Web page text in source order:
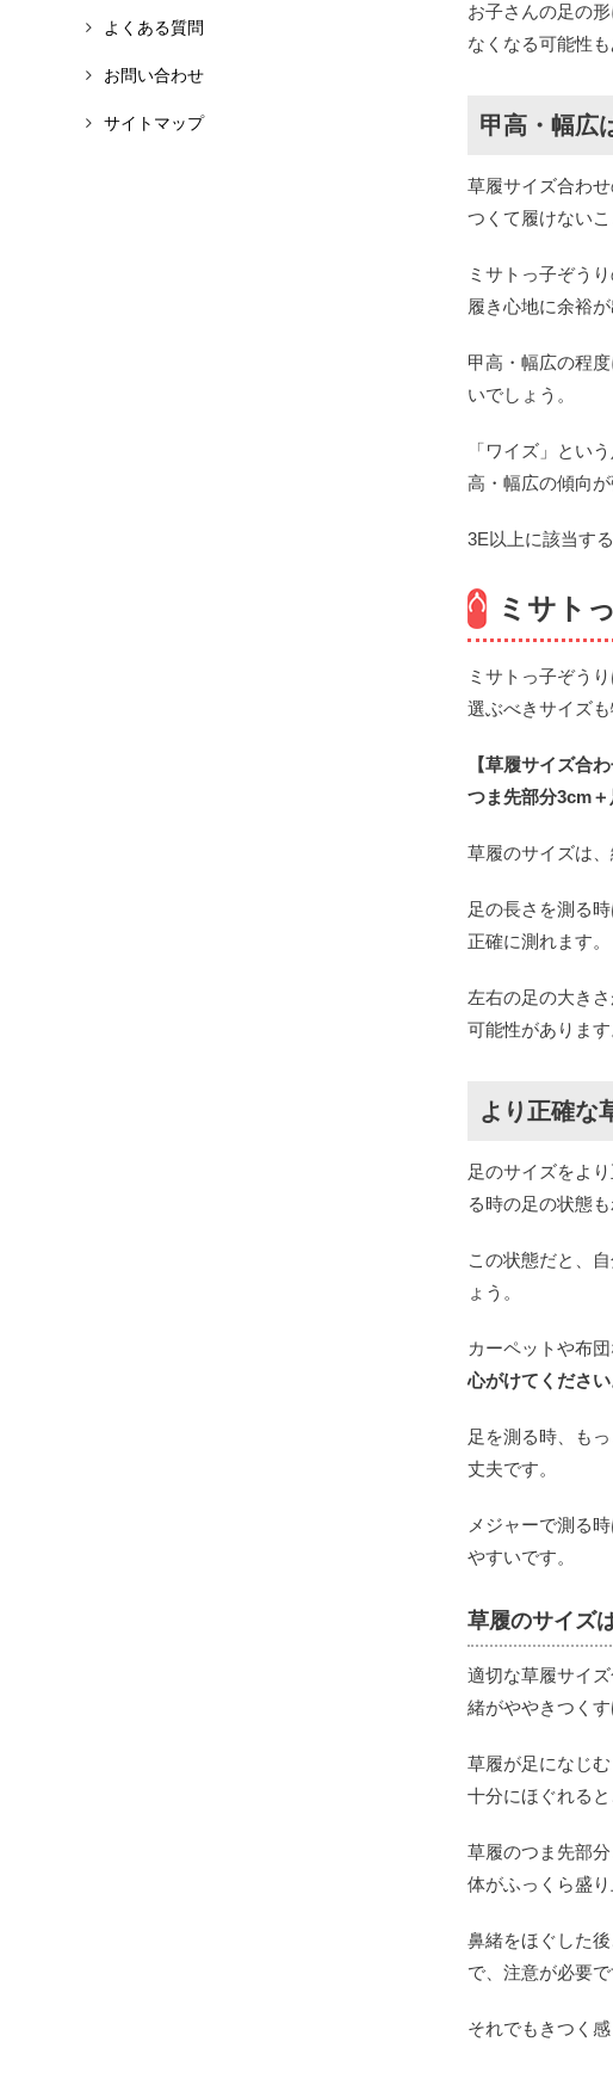
お子さんの足の
なくなる可能性
甲高・幅広
草履サイズ合わ
つくて履けないこ
ミサトっ子ぞうり
履き心地に余裕
甲高・幅広の程
いでしょう。
「ワイズ」とい
高・幅広の傾向が
3E以上に該当す
ミサト
ミサトっ子ぞう
選ぶべきサイズも
【草履サイズ合
つま先部分3cm
草履のサイズは
足の長さを測る
正確に測れます。
左右の足の大き
可能性があります
より正確な
足のサイズをよ
る時の足の状態も
この状態だと、
ょう。
カーペットや布
心がけてください
足を測る時、も
丈夫です。
メジャーで測る
やすいです。
草履のサイズ
適切な草履サイ
緒がややきつく
草履が足になじ
十分にほぐれると
草履のつま先部
体がふっくら盛り
鼻緒をほぐした
で、注意が必要で
それでもきつく
よくある質問
お問い合わせ
サイトマップ